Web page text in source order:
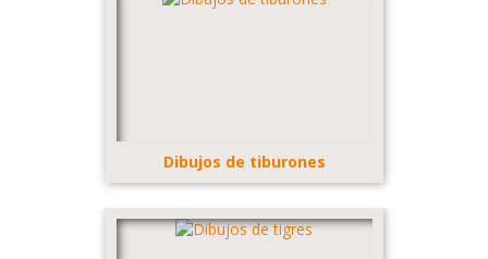
Dibujos de tiburones